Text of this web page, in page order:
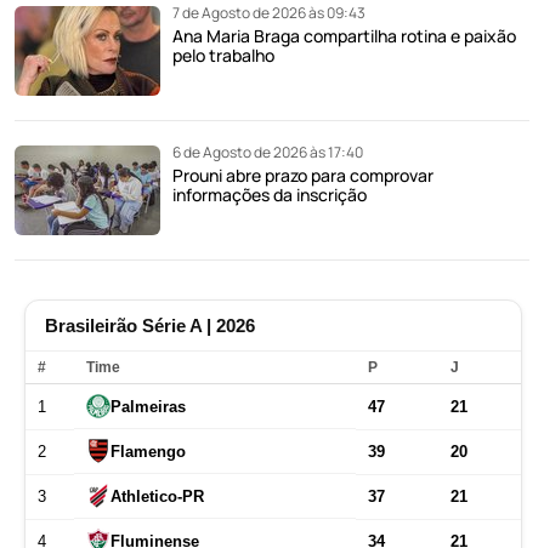
7 de Agosto de 2026 às 09:43
Ana Maria Braga compartilha rotina e paixão
pelo trabalho
6 de Agosto de 2026 às 17:40
Prouni abre prazo para comprovar
informações da inscrição